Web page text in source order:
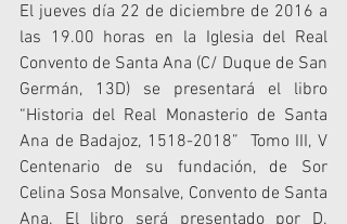
El jueves día 22 de diciembre de 2016 a
las 19.00 horas en la Iglesia del Real
Convento de Santa Ana (C/ Duque de San
Germán, 13D) se presentará el libro
“Historia del Real Monasterio de Santa
Ana de Badajoz, 1518-2018”  Tomo III, V
Centenario de su fundación, de Sor
Celina Sosa Monsalve, Convento de Santa
Ana. El libro será presentado por D.